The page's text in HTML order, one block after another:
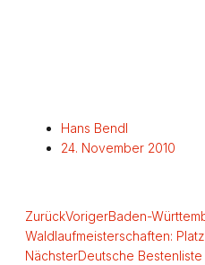
Hans Bendl
24. November 2010
ZurückVorigerBaden-
Waldlaufmeisterschaften:
NächsterDeutsche